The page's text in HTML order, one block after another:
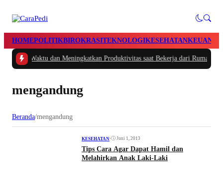
HOMEPOLITIKBIROKRASITEKNOLOGIKESEHATAN
Waktu dan Meningkatkan Produktivitas saat Bekerja dari Rumah
mengandung
Beranda/mengandung
KESEHATAN• Juni 1, 2013
Tips Cara Agar Dapat Hamil dan
Melahirkan Anak Laki-Laki